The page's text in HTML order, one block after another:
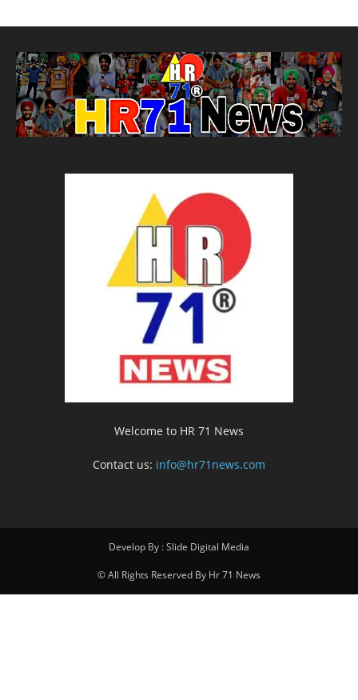
Welcome to HR 71 News
Contact us: info@hr71news.com
Develop By : Slide Digital Media
© All Rights Reserved By Hr 71 News